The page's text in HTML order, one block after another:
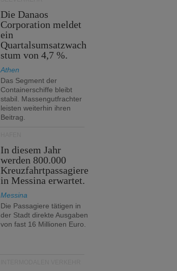
Die Danaos
Corporation meldet
ein
Quartalsumsatzwach
stum von 4,7 %.
Athen
Das Segment der
Containerschiffe bleibt
stabil. Massengutfrachter
leisten weiterhin ihren
Beitrag.
In diesem Jahr
werden 800.000
Kreuzfahrtpassagiere
in Messina erwartet.
Messina
Die Passagiere tätigen in
der Stadt direkte Ausgaben
von fast 16 Millionen Euro.